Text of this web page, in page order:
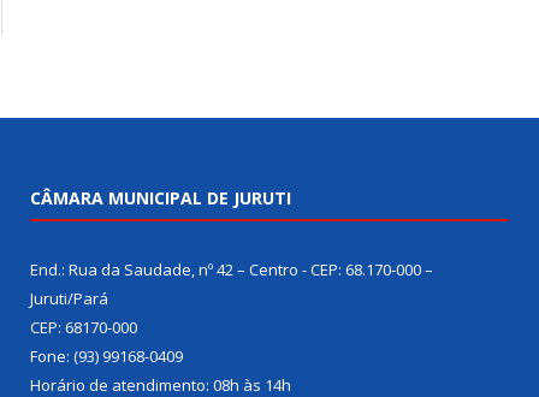
CÂMARA MUNICIPAL DE JURUTI
End.: Rua da Saudade, nº 42 – Centro - CEP: 68.170-000 –
Juruti/Pará
CEP: 68170-000
Fone: (93) 99168-0409
Horário de atendimento: 08h às 14h